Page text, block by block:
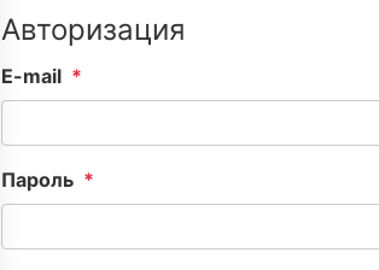
Авторизация
E-mail
Пароль